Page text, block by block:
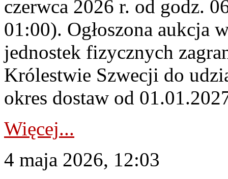
czerwca 2026 r. od godz.
01:00). Ogłoszona aukcja
jednostek fizycznych
Królestwie Szwecji do
okres dostaw od
Więcej...
4 maja 2026, 12:03